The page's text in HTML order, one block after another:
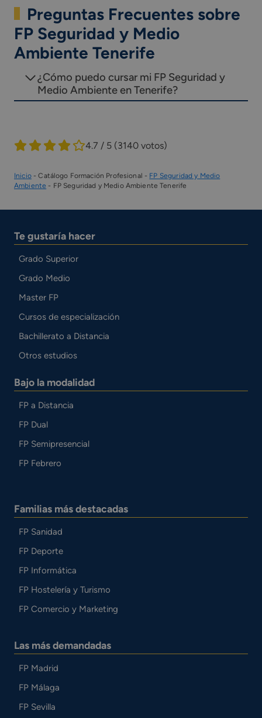
Preguntas Frecuentes sobre
FP Seguridad y Medio
Ambiente Tenerife
¿Cómo puedo cursar mi FP Seguridad y
Medio Ambiente en Tenerife?
4.7 / 5 (3140 votos)
Inicio-Catálogo Formación Profesional - FP Seguridad y Medio
Ambiente - FP Seguridad y Medio Ambiente Tenerife
Te gustaría hacer
Grado Superior
Grado Medio
Master FP
Cursos de especialización
Bachillerato a Distancia
Otros estudios
Bajo la modalidad
FP a Distancia
FP Dual
FP Semipresencial
FP Febrero
Familias más destacadas
FP Sanidad
FP Deporte
FP Informática
FP Hostelería y Turismo
FP Comercio y Marketing
Las más demandadas
FP Madrid
FP Málaga
FP Sevilla